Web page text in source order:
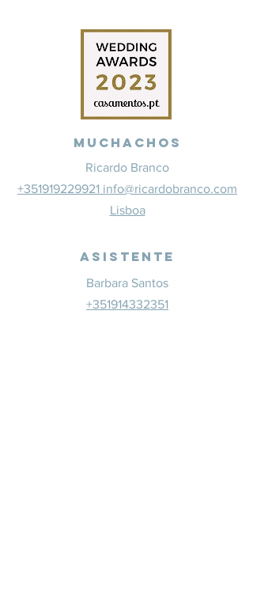
Muchachos
Ricardo Branco
+351919229921 info@ricardobranco.com
Lisboa
Asistente
Barbara Santos
+351914332351